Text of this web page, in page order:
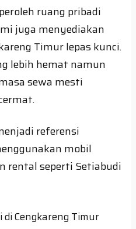
ruang pribadi
juga menyediakan
Timur lepas kunci.
lebih hemat namun
sewa mesti
referensi
mobil
rental seperti Setiabudi
Cengkareng Timur